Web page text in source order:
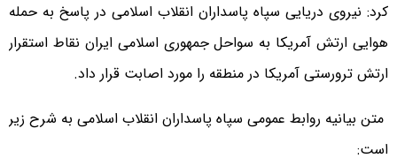
کرد: نیروی دریایی سپاه پاسداران انقلاب اسلامی در پاسخ به حمله
هوایی ارتش آمریکا به سواحل جمهوری اسلامی ایران نقاط استقرار
ارتش ترورستی آمریکا در منطقه را مورد اصابت قرار داد.
متن بیانیه روابط عمومی سپاه پاسداران انقلاب اسلامی به شرح زیر
است: